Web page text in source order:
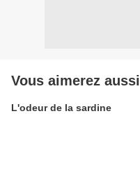
Vous aimerez aussi
L'odeur de la sardine